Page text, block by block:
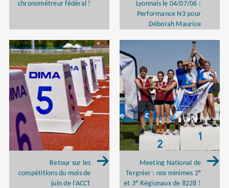
chronométreur fédéral !
Lyonnais le 04/07/06 :
Performance N3 pour
Déborah Maurice
Retour sur les
compétitions du mois de
juin de l’ACCT
Meeting National de
Tergnier : nos minimes 2e
et 3e Régionaux de 8228 !